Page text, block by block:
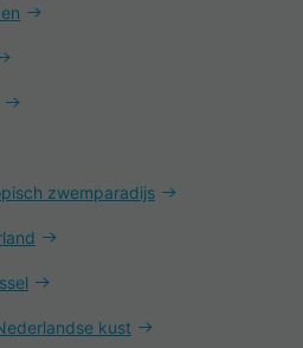
zwemparadijs
kust